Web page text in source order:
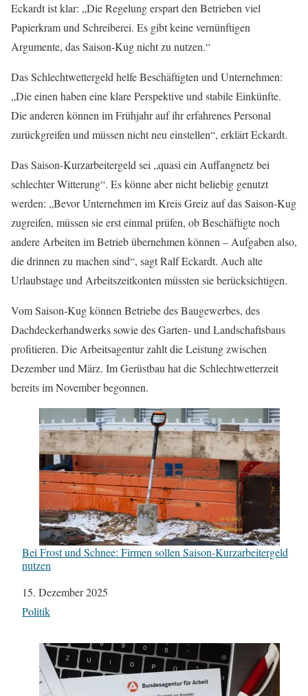
Eckardt ist klar: „Die Regelung erspart den Betrieben viel
Papierkram und Schreiberei. Es gibt keine vernünftigen
Argumente, das Saison-Kug nicht zu nutzen.“
Das Schlechtwettergeld helfe Beschäftigten und Unternehmen:
„Die einen haben eine klare Perspektive und stabile Einkünfte.
Die anderen können im Frühjahr auf ihr erfahrenes Personal
zurückgreifen und müssen nicht neu einstellen“, erklärt Eckardt.
Das Saison-Kurzarbeitergeld sei „quasi ein Auffangnetz bei
schlechter Witterung“. Es könne aber nicht beliebig genutzt
werden: „Bevor Unternehmen im Kreis Greiz auf das Saison-Kug
zugreifen, müssen sie erst einmal prüfen, ob Beschäftigte noch
andere Arbeiten im Betrieb übernehmen können – Aufgaben also,
die drinnen zu machen sind“, sagt Ralf Eckardt. Auch alte
Urlaubstage und Arbeitszeitkonten müssten sie berücksichtigen.
Vom Saison-Kug können Betriebe des Baugewerbes, des
Dachdeckerhandwerks sowie des Garten- und Landschaftsbaus
profitieren. Die Arbeitsagentur zahlt die Leistung zwischen
Dezember und März. Im Gerüstbau hat die Schlechtwetterzeit
bereits im November begonnen.
Bei Frost und Schnee: Firmen sollen Saison-Kurzarbeitergeld
nutzen
Datum
15. Dezember 2025
In Bezug auf
Politik